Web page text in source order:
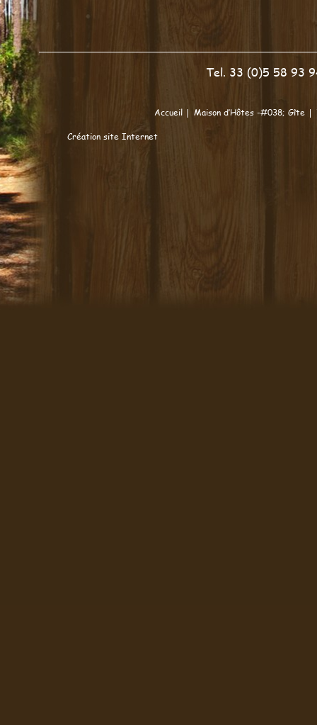
Tel. 33 (0)5 58 93
Accueil Maison d’Hôtes -#038; Gîte
Création site Internet